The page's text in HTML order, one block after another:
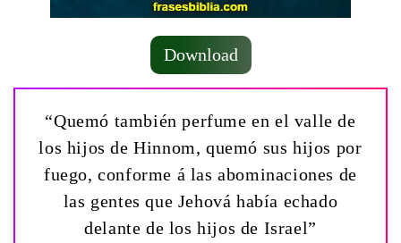
Download
“Quemó también perfume en el valle de
los hijos de Hinnom, quemó sus hijos por
fuego, conforme á las abominaciones de
las gentes que Jehová había echado
delante de los hijos de Israel”